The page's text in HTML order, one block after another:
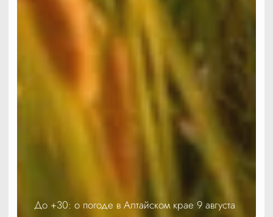
До +30: о погоде в Алтайском крае 9 августа